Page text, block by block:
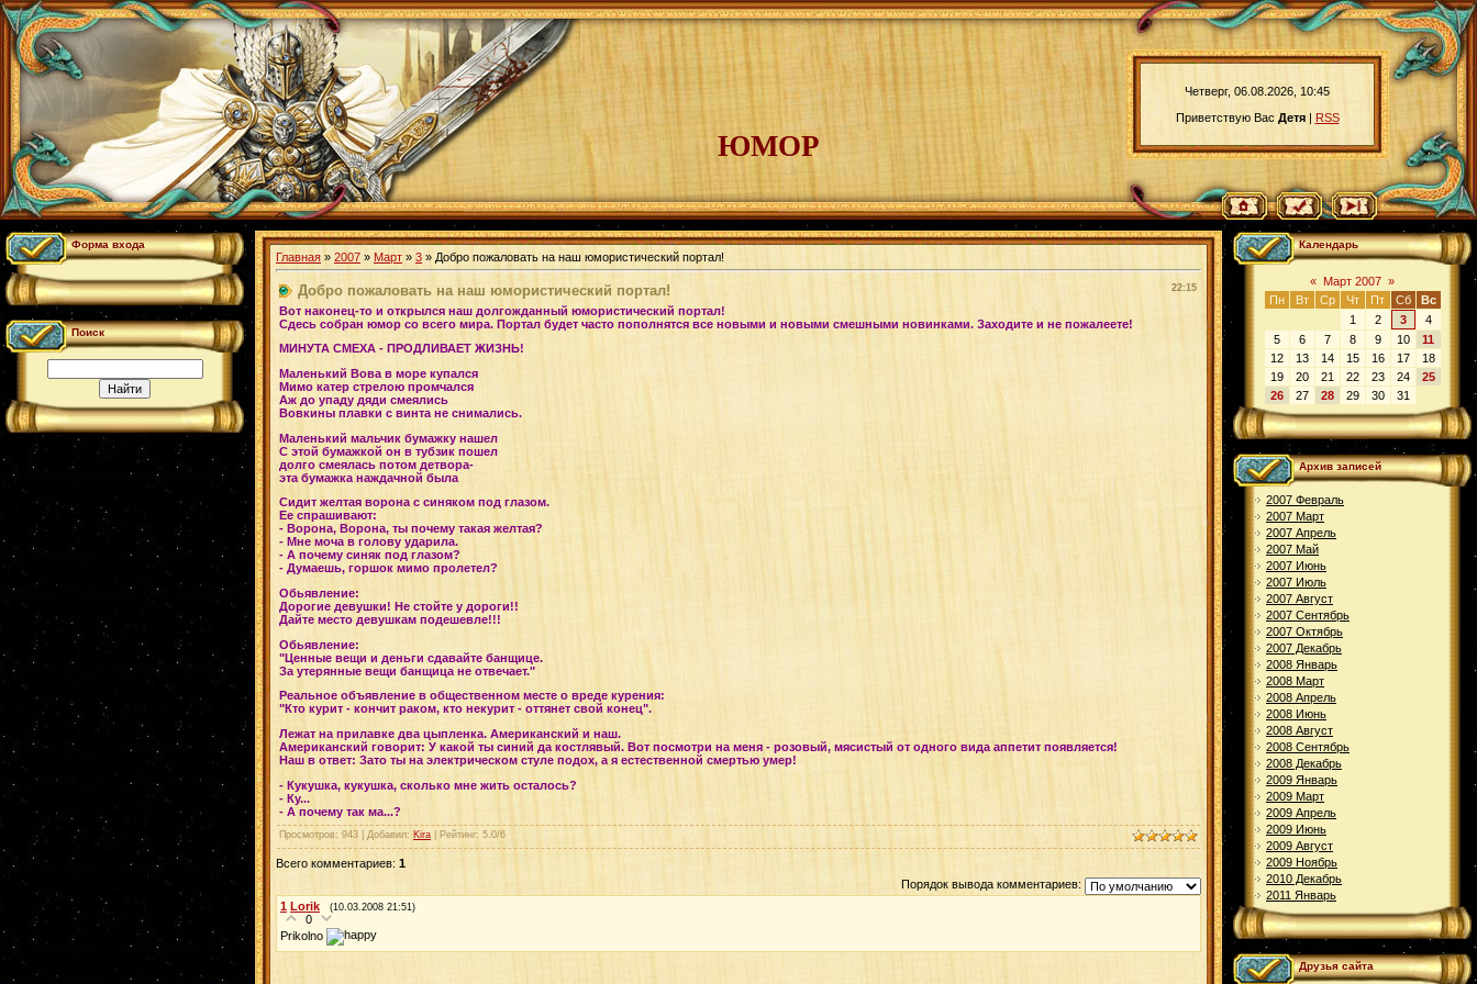
Четверг, 06.08.2026, 10:45
Приветствую Вас Детя| RSS
ЮМОР
Форма входа
Поиск
Главная » 2007 » Март » 3 » Добро пожаловать на наш юмористический портал!
22:15
Добро пожаловать на наш юмористический портал!
Вот наконец-то и открылся наш долгожданный юмористический портал!
Сдесь собран юмор со всего мира. Портал будет часто пополнятся все новыми и новыми смешными новинками. Заходите и не пожалеете!
МИНУТА СМЕХА - ПРОДЛИВАЕТ ЖИЗНЬ!
Маленький Вова в море купался
Мимо катер стрелою промчался
Аж до упаду дяди смеялись
Вовкины плавки с винта не снимались.
Маленький мальчик бумажку нашел
С этой бумажкой он в тубзик пошел
долго смеялась потом детвора-
эта бумажка наждачной была
Сидит желтая ворона с синяком под глазом.
Ее спрашивают:
- Ворона, Ворона, ты почему такая желтая?
- Мне моча в голову ударила.
- А почему синяк под глазом?
- Думаешь, горшок мимо пролетел?
Обьявление:
Дорогие девушки! Не стойте у дороги!!
Дайте место девушкам подешевле!!!
Обьявление:
"Ценные вещи и деньги сдавайте банщице.
За утерянные вещи банщица не отвечает."
Реальное объявление в общественном месте о вреде курения:
"Кто курит - кончит раком, кто некурит - оттянет свой конец".
Лежат на прилавке два цыпленка. Американский и наш.
Американский говорит: У какой ты синий да костлявый. Вот посмотри на меня - розовый, мясистый от одного вида аппетит появляется!
Hаш в ответ: Зато ты на электрическом стуле подох, а я естественной смертью умер!
- Кукушка, кукушка, сколько мне жить осталось?
- Ку...
- А почему так ма...?
Просмотров: 943 | Добавил: Kira Рейтинг: 5.0/6
Всего комментариев: 1
Порядок вывода комментариев:
1 Lorik (10.03.2008 21:51)
0
Prikolno
Календарь
« Март 2007 »
Пн
Вт Ср Чт Пт Сб
Вс
1
2 3
4
5
6 7 8 9 10
11
12
13 14 15 16 17
18
19
20 21 22 23 24
25
26
27 28 29 30 31
Архив записей
2007 Февраль
2007 Март
2007 Апрель
2007 Май
2007 Июнь
2007 Июль
2007 Август
2007 Сентябрь
2007 Октябрь
2007 Декабрь
2008 Январь
2008 Март
2008 Апрель
2008 Июнь
2008 Август
2008 Сентябрь
2008 Декабрь
2009 Январь
2009 Март
2009 Апрель
2009 Июнь
2009 Август
2009 Ноябрь
2010 Декабрь
2011 Январь
Друзья сайта